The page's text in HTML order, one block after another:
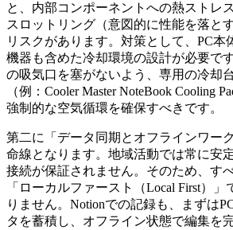
と、内部コンポーネントへの熱ストレ
スロットリング（意図的に性能を落と
リスクがあります。対策として、PC本
機器も含めた冷却環境の設計が必要で
の吸気口を塞がないよう、専用の冷却
（例：Cooler Master NoteBook Cooling
強制的な空気循環を確保すべきです。
第二に「データ同期とオフラインワー
命線となります。地域活動では常に安
接続が保証されません。そのため、す
「ローカルファースト（Local First）
りません。Notionでの記録も、まずは
タを蓄積し、オフライン状態で編集を